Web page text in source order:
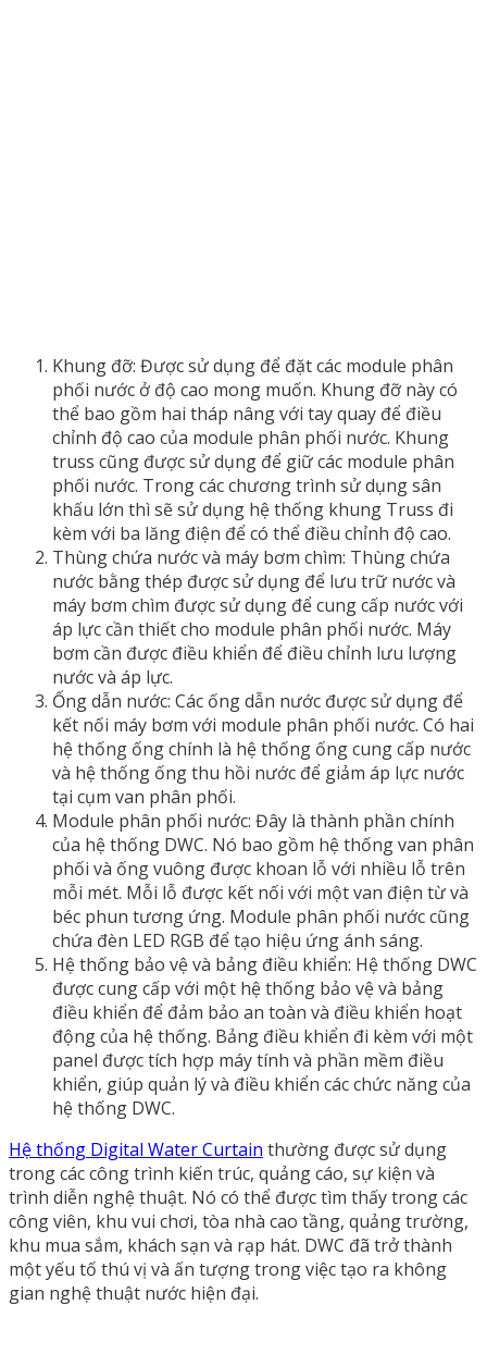
Khung đỡ: Được sử dụng để đặt các module phân
phối nước ở độ cao mong muốn. Khung đỡ này có
thể bao gồm hai tháp nâng với tay quay để điều
chỉnh độ cao của module phân phối nước. Khung
truss cũng được sử dụng để giữ các module phân
phối nước. Trong các chương trình sử dụng sân
khấu lớn thì sẽ sử dụng hệ thống khung Truss đi
kèm với ba lăng điện để có thể điều chỉnh độ cao.
Thùng chứa nước và máy bơm chìm: Thùng chứa
nước bằng thép được sử dụng để lưu trữ nước và
máy bơm chìm được sử dụng để cung cấp nước với
áp lực cần thiết cho module phân phối nước. Máy
bơm cần được điều khiển để điều chỉnh lưu lượng
nước và áp lực.
Ống dẫn nước: Các ống dẫn nước được sử dụng để
kết nối máy bơm với module phân phối nước. Có hai
hệ thống ống chính là hệ thống ống cung cấp nước
và hệ thống ống thu hồi nước để giảm áp lực nước
tại cụm van phân phối.
Module phân phối nước: Đây là thành phần chính
của hệ thống DWC. Nó bao gồm hệ thống van phân
phối và ống vuông được khoan lỗ với nhiều lỗ trên
mỗi mét. Mỗi lỗ được kết nối với một van điện từ và
béc phun tương ứng. Module phân phối nước cũng
chứa đèn LED RGB để tạo hiệu ứng ánh sáng.
Hệ thống bảo vệ và bảng điều khiển: Hệ thống DWC
được cung cấp với một hệ thống bảo vệ và bảng
điều khiển để đảm bảo an toàn và điều khiển hoạt
động của hệ thống. Bảng điều khiển đi kèm với một
panel được tích hợp máy tính và phần mềm điều
khiển, giúp quản lý và điều khiển các chức năng của
hệ thống DWC.
Hệ thống Digital Water Curtain thường được sử dụng
trong các công trình kiến trúc, quảng cáo, sự kiện và
trình diễn nghệ thuật. Nó có thể được tìm thấy trong các
công viên, khu vui chơi, tòa nhà cao tầng, quảng trường,
khu mua sắm, khách sạn và rạp hát. DWC đã trở thành
một yếu tố thú vị và ấn tượng trong việc tạo ra không
gian nghệ thuật nước hiện đại.